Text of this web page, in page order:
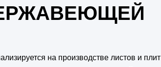
на производстве листов и плит